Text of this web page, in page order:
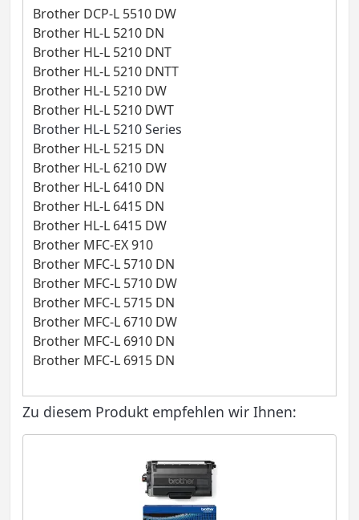
Brother DCP-L 5510 DW
Brother HL-L 5210 DN
Brother HL-L 5210 DNT
Brother HL-L 5210 DNTT
Brother HL-L 5210 DW
Brother HL-L 5210 DWT
Brother HL-L 5210 Series
Brother HL-L 5215 DN
Brother HL-L 6210 DW
Brother HL-L 6410 DN
Brother HL-L 6415 DN
Brother HL-L 6415 DW
Brother MFC-EX 910
Brother MFC-L 5710 DN
Brother MFC-L 5710 DW
Brother MFC-L 5715 DN
Brother MFC-L 6710 DW
Brother MFC-L 6910 DN
Brother MFC-L 6915 DN
Zu diesem Produkt empfehlen wir Ihnen: